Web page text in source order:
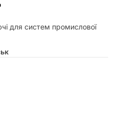
для систем промислової